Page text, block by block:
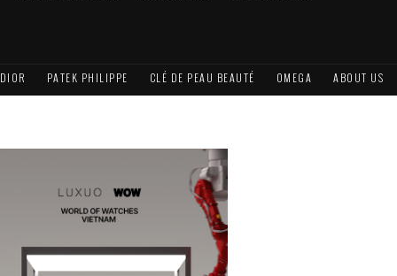
DIOR PATEK PHILIPPE CLÉ DE PEAU BEAUTÉ OMEGA ABOUT US